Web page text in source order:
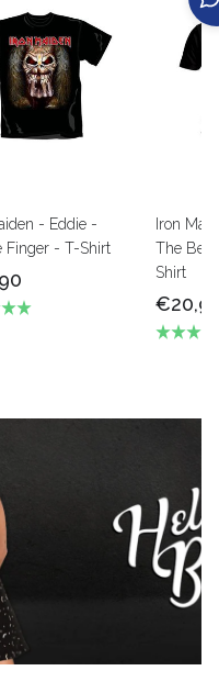
- Eddie -
Finger - T-Shirt
Iron
The
Shirt